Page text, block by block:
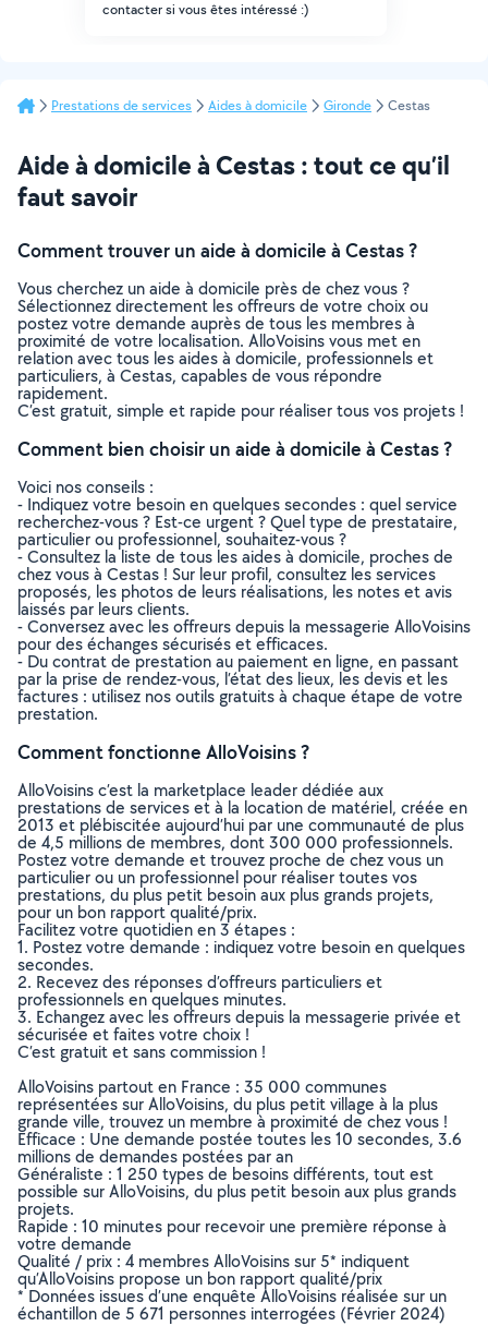
contacter si vous êtes intéressé :)
Prestations de services Aides à domicile Gironde Cestas
Aide à domicile à Cestas : tout ce qu’il
faut savoir
Comment trouver un aide à domicile à Cestas ?
Vous cherchez un aide à domicile près de chez vous ?
Sélectionnez directement les offreurs de votre choix ou
postez votre demande auprès de tous les membres à
proximité de votre localisation. AlloVoisins vous met en
relation avec tous les aides à domicile, professionnels et
particuliers, à Cestas, capables de vous répondre
rapidement.
C’est gratuit, simple et rapide pour réaliser tous vos projets !
Comment bien choisir un aide à domicile à Cestas ?
Voici nos conseils :
- Indiquez votre besoin en quelques secondes : quel service
recherchez-vous ? Est-ce urgent ? Quel type de prestataire,
particulier ou professionnel, souhaitez-vous ?
- Consultez la liste de tous les aides à domicile, proches de
chez vous à Cestas ! Sur leur profil, consultez les services
proposés, les photos de leurs réalisations, les notes et avis
laissés par leurs clients.
- Conversez avec les offreurs depuis la messagerie AlloVoisins
pour des échanges sécurisés et efficaces.
- Du contrat de prestation au paiement en ligne, en passant
par la prise de rendez-vous, l’état des lieux, les devis et les
factures : utilisez nos outils gratuits à chaque étape de votre
prestation.
Comment fonctionne AlloVoisins ?
AlloVoisins c’est la marketplace leader dédiée aux
prestations de services et à la location de matériel, créée en
2013 et plébiscitée aujourd’hui par une communauté de plus
de 4,5 millions de membres, dont 300 000 professionnels.
Postez votre demande et trouvez proche de chez vous un
particulier ou un professionnel pour réaliser toutes vos
prestations, du plus petit besoin aux plus grands projets,
pour un bon rapport qualité/prix.
Facilitez votre quotidien en 3 étapes :
1. Postez votre demande : indiquez votre besoin en quelques
secondes.
2. Recevez des réponses d’offreurs particuliers et
professionnels en quelques minutes.
3. Echangez avec les offreurs depuis la messagerie privée et
sécurisée et faites votre choix !
C’est gratuit et sans commission !
AlloVoisins partout en France : 35 000 communes
représentées sur AlloVoisins, du plus petit village à la plus
grande ville, trouvez un membre à proximité de chez vous !
Efficace : Une demande postée toutes les 10 secondes, 3.6
millions de demandes postées par an
Généraliste : 1 250 types de besoins différents, tout est
possible sur AlloVoisins, du plus petit besoin aux plus grands
projets.
Rapide : 10 minutes pour recevoir une première réponse à
votre demande
Qualité / prix : 4 membres AlloVoisins sur 5* indiquent
qu’AlloVoisins propose un bon rapport qualité/prix
* Données issues d’une enquête AlloVoisins réalisée sur un
échantillon de 5 671 personnes interrogées (Février 2024)